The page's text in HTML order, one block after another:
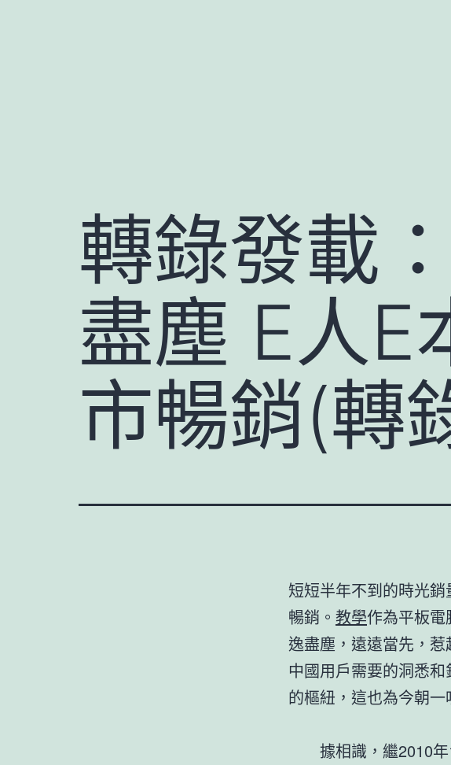
轉錄發載
盡塵 E人E
市暢銷(轉
短短半年不到的時光
暢銷。 教學作為平板電
逸盡塵，遠遠當先，
中國用戶需要的洞悉
的樞紐，這也為今朝一
據相識，繼2010年